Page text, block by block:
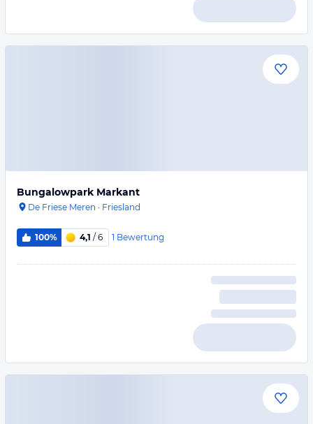
Bungalowpark Markant
De Friese Meren · Friesland
100% 4,1 / 6 1 Bewertung